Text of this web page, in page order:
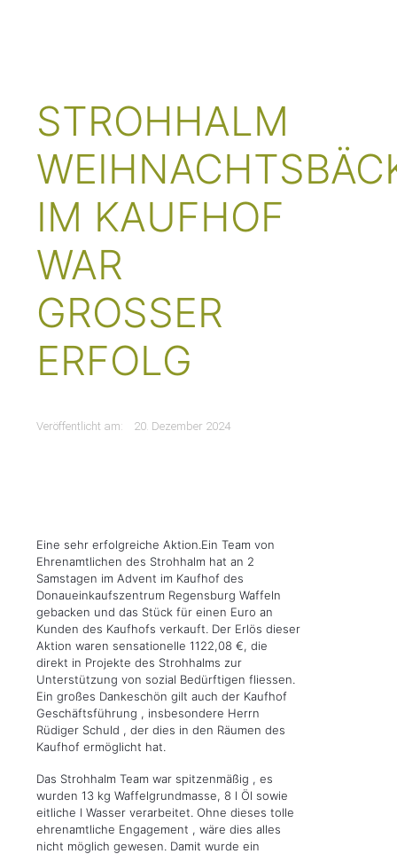
STROHHALM
IM KAUFHOF
WAR
GROSSER E
RFOLG
Veröffentlicht am: 20. Dezember 2024
Eine sehr erfolgreiche Aktion.Ein Team von
Ehrenamtlichen des Strohhalm hat an 2
Samstagen im Advent im Kaufhof des
Donaueinkaufszentrum Regensburg Waffeln
gebacken und das Stück für einen Euro an
Kunden des Kaufhofs verkauft. Der Erlös dieser
Aktion waren sensationelle 1122,08 €, die
direkt in Projekte des Strohhalms zur
Unterstützung von sozial Bedürftigen fliessen.
Ein großes Dankeschön gilt auch der Kaufhof
Geschäftsführung , insbesondere Herrn
Rüdiger Schuld , der dies in den Räumen des
Kaufhof ermöglicht hat.
Das Strohhalm Team war spitzenmäßig , es
wurden 13 kg Waffelgrundmasse, 8 l Öl sowie
eitliche l Wasser verarbeitet. Ohne dieses tolle
ehrenamtliche Engagement , wäre dies alles
nicht möglich gewesen. Damit wurde ein